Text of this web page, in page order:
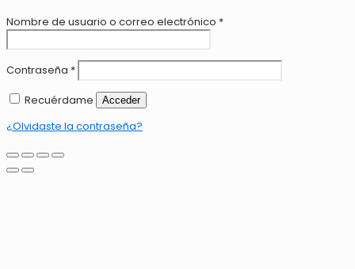
Nombre de usuario o correo electrónico *
Contraseña *
Recuérdame
Acceder
¿Olvidaste la contraseña?